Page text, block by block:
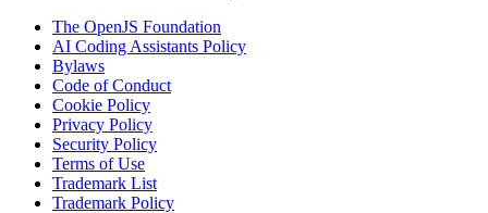
The OpenJS Foundation
AI Coding Assistants Policy
Bylaws
Code of Conduct
Cookie Policy
Privacy Policy
Security Policy
Terms of Use
Trademark List
Trademark Policy